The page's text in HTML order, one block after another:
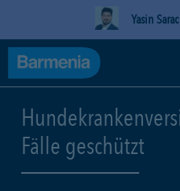
Yasin
Fälle geschützt